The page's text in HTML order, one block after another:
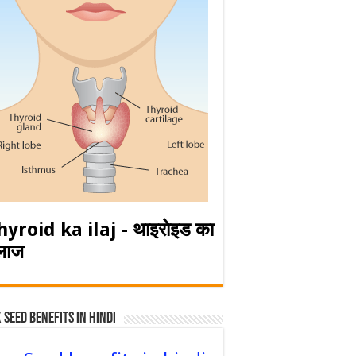
ka ilaj - थाइरोइड का
Seed Benefits in hindi